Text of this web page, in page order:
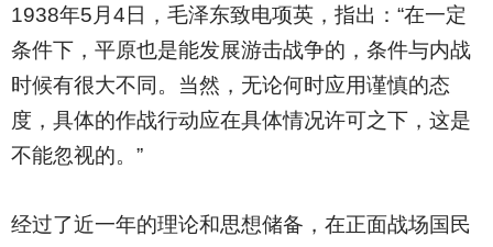
1938年5月4日，毛泽东致电项英，指出：“在一定
条件下，平原也是能发展游击战争的，条件与内战
时候有很大不同。当然，无论何时应用谨慎的态
度，具体的作战行动应在具体情况许可之下，这是
不能忽视的。”
经过了近一年的理论和思想储备，在正面战场国民